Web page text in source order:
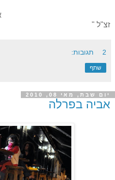
איתי: "כאן חי
זצ"ל "
2 תגובות:
שתף
יום שבת, מאי 08, 2010
אביה בפרלה